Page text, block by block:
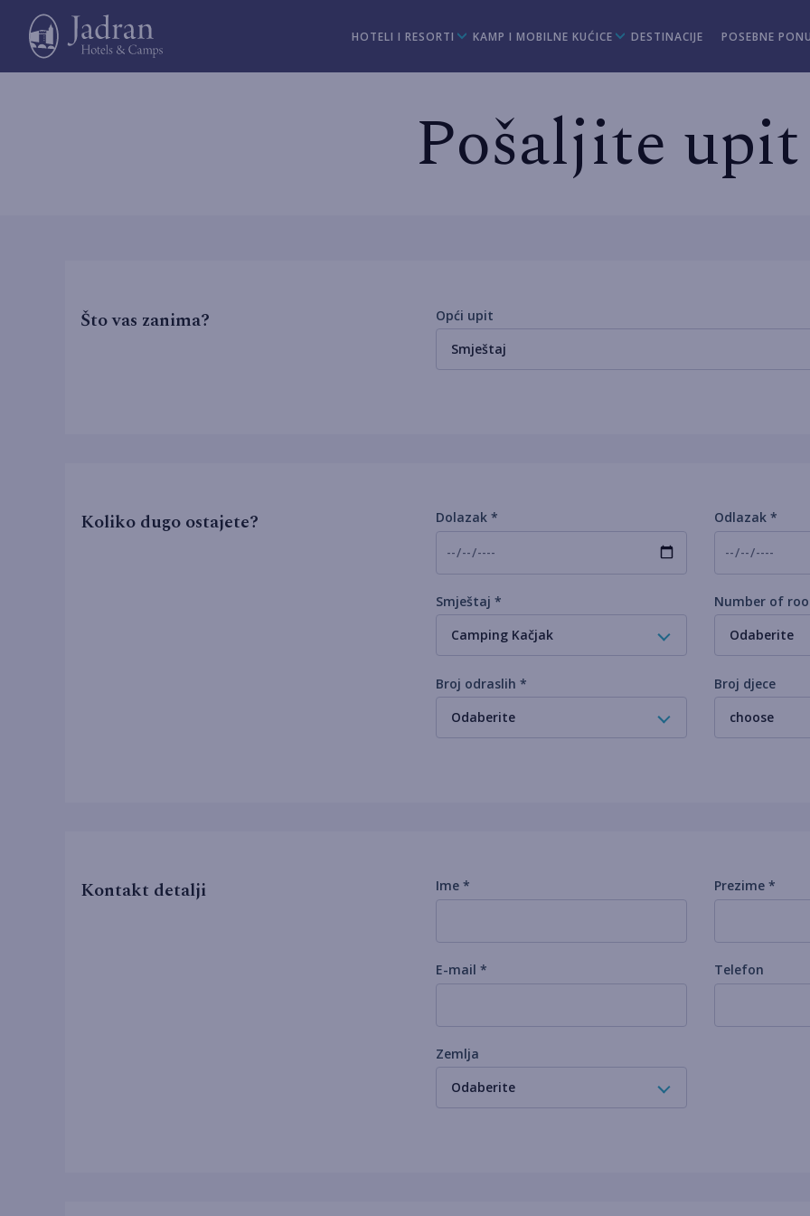
HOTELI I RESORTI KAMP I MOBILNE KUĆICE DESTINACIJE POSEBNE
Pošaljite upit
Što vas zanima?
Opći upit
Smještaj
Koliko dugo ostajete? Dolazak * Odlazak *
Smještaj *
Camping Kačjak
Number of
Odaberite
Broj odraslih *
Odaberite
Broj djece
choose
Kontakt detalji Ime * Prezime *
E-mail * Telefon
Zemlja
Odaberite